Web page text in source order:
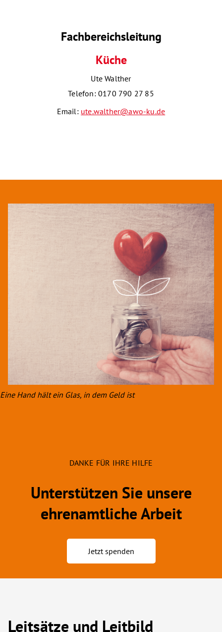
Fachbereichsleitung
Küche
Ute Walther
Telefon: 0170 790 27 85
Email: ute.walther@awo-ku.de
Eine Hand hält ein Glas, in dem Geld ist
DANKE FÜR IHRE HILFE
Unterstützen Sie unsere
ehrenamtliche Arbeit
Jetzt spenden
Leitsätze und Leitbild